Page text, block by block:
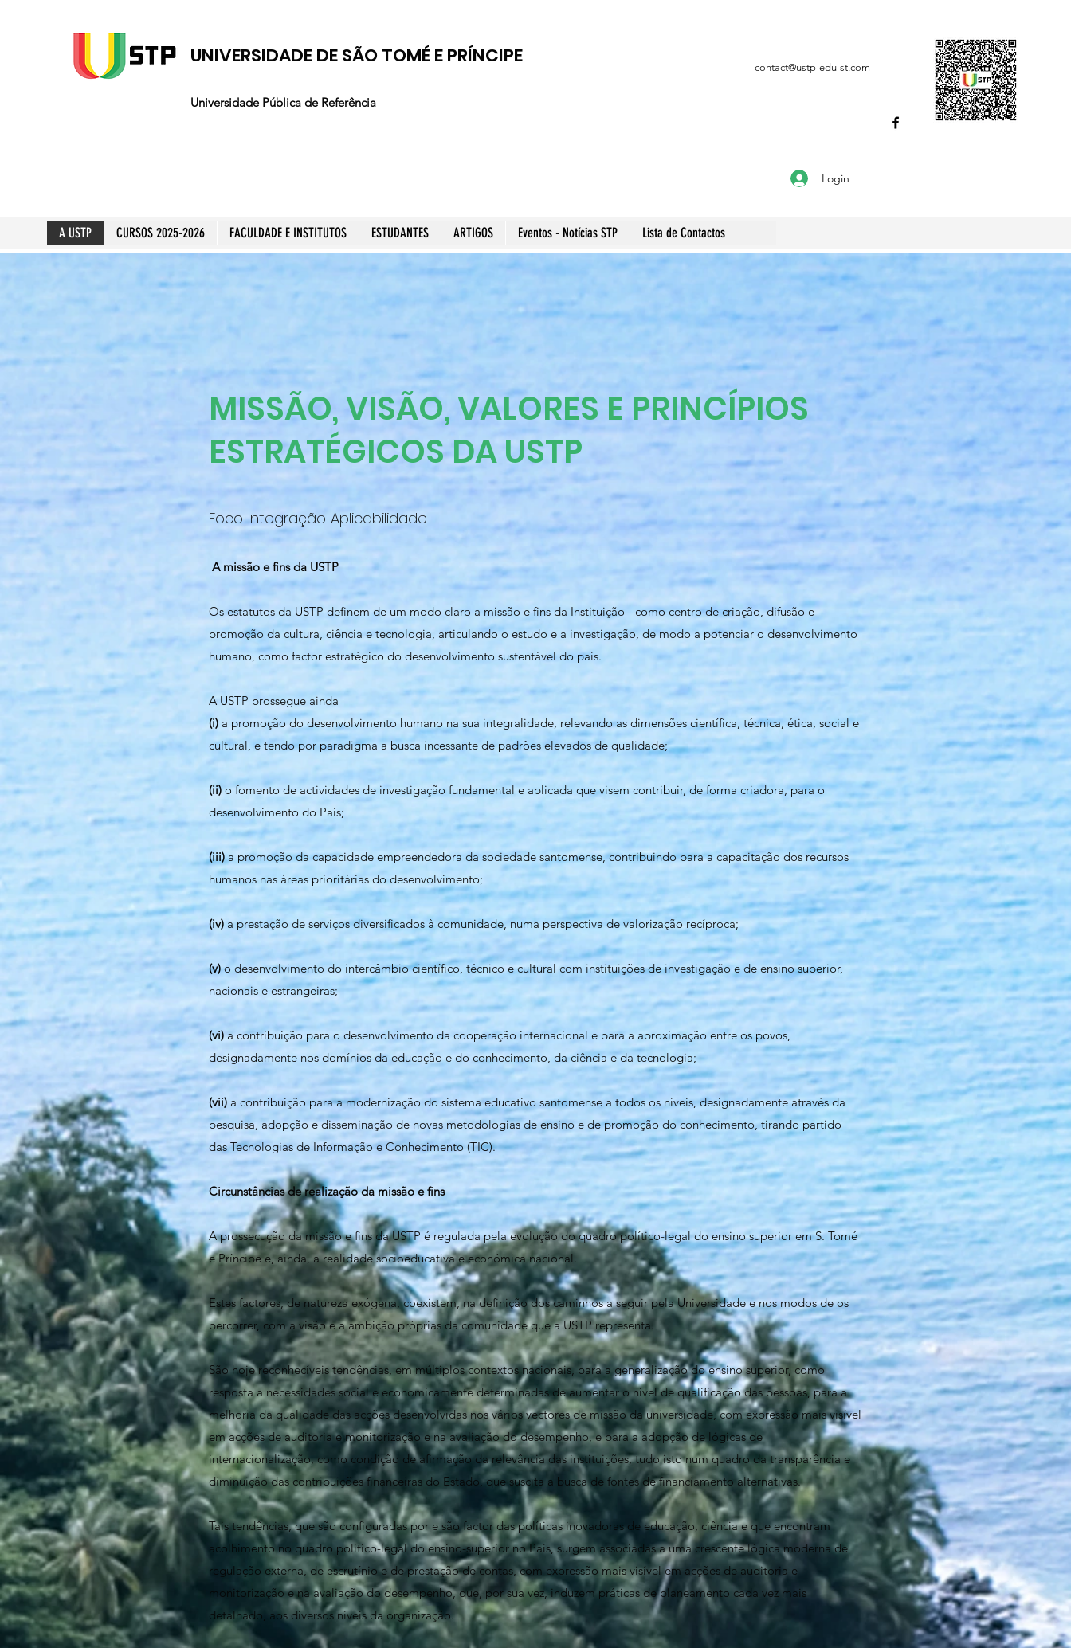
UNIVERSIDADE DE SÃO TOMÉ E PRÍNCIPE
Universidade Pública de Referência
contact@ustp-edu-st.com
Login
A USTP CURSOS 2025-2026 FACULDADE E INSTITUTOS ESTUDANTES ARTIGOS Eventos - Notícias STP Lista de Contactos
MISSÃO, VISÃO, VALORES E PRINCÍPIOS
ESTRATÉGICOS DA USTP
Foco. Integração. Aplicabilidade.
A missão e fins da USTP
Os estatutos da USTP definem de um modo claro a missão e fins da Instituição - como centro de criação, difusão e
promoção da cultura, ciência e tecnologia, articulando o estudo e a investigação, de modo a potenciar o desenvolvimento
humano, como factor estratégico do desenvolvimento sustentável do país.
A USTP prossegue ainda
(i) a promoção do desenvolvimento humano na sua integralidade, relevando as dimensões científica, técnica, ética, social e
cultural, e tendo por paradigma a busca incessante de padrões elevados de qualidade;
(ii)o fomento de actividades de investigação fundamental e aplicada que visem contribuir, de forma criadora, para o
desenvolvimento do País;
(iii)a promoção da capacidade empreendedora da sociedade santomense, contribuindo para a capacitação dos recursos
humanos nas áreas prioritárias do desenvolvimento;
(iv) a prestação de serviços diversificados à comunidade, numa perspectiva de valorização recíproca;
(v)o desenvolvimento do intercâmbio científico, técnico e cultural com instituições de investigação e de ensino superior,
nacionais e estrangeiras;
(vi)a contribuição para o desenvolvimento da cooperação internacional e para a aproximação entre os povos,
designadamente nos domínios da educação e do conhecimento, da ciência e da tecnologia;
(vii) a contribuição para a modernização do sistema educativo santomense a todos os níveis, designadamente através da
pesquisa, adopção e disseminação de novas metodologias de ensino e de promoção do conhecimento, tirando partido
das Tecnologias de Informação e Conhecimento (TIC).
Circunstâncias de realização da missão e fins
A prossecução da missão e fins da USTP é regulada pela evolução do quadro político-legal do ensino superior em S. Tomé
e Príncipe e, ainda, a realidade socioeducativa e económica nacional.
Estes factores, de natureza exógena, coexistem, na definição dos caminhos a seguir pela Universidade e nos modos de os
percorrer, com a visão e a ambição próprias da comunidade que a USTP representa.
São hoje reconhecíveis tendências, em múltiplos contextos nacionais, para a generalização do ensino superior, como
resposta a necessidades social e economicamente determinadas de aumentar o nível de qualificação das pessoas, para a
melhoria da qualidade das acções desenvolvidas nos vários vectores de missão da universidade, com expressão mais visível
em acções de auditoria e monitorização e na avaliação do desempenho, e para a adopção de lógicas de
internacionalização, como condição de afirmação da relevância das instituições, tudo isto num quadro da transparência e
diminuição das contribuições financeiras do Estado, que suscita a busca de fontes de financiamento alternativas.
Tais tendências, que são configuradas por e são factor das políticas inovadoras de educação, ciência e que encontram
acolhimento no quadro político-legal do ensino-superior no País, surgem associadas a uma crescente lógica moderna de
regulação externa, de escrutínio e de prestação de contas, com expressão mais visível em acções de auditoria e
monitorização e na avaliação do desempenho, que, por sua vez, induzem práticas de planeamento cada vez mais
detalhado, aos diversos níveis da organização.